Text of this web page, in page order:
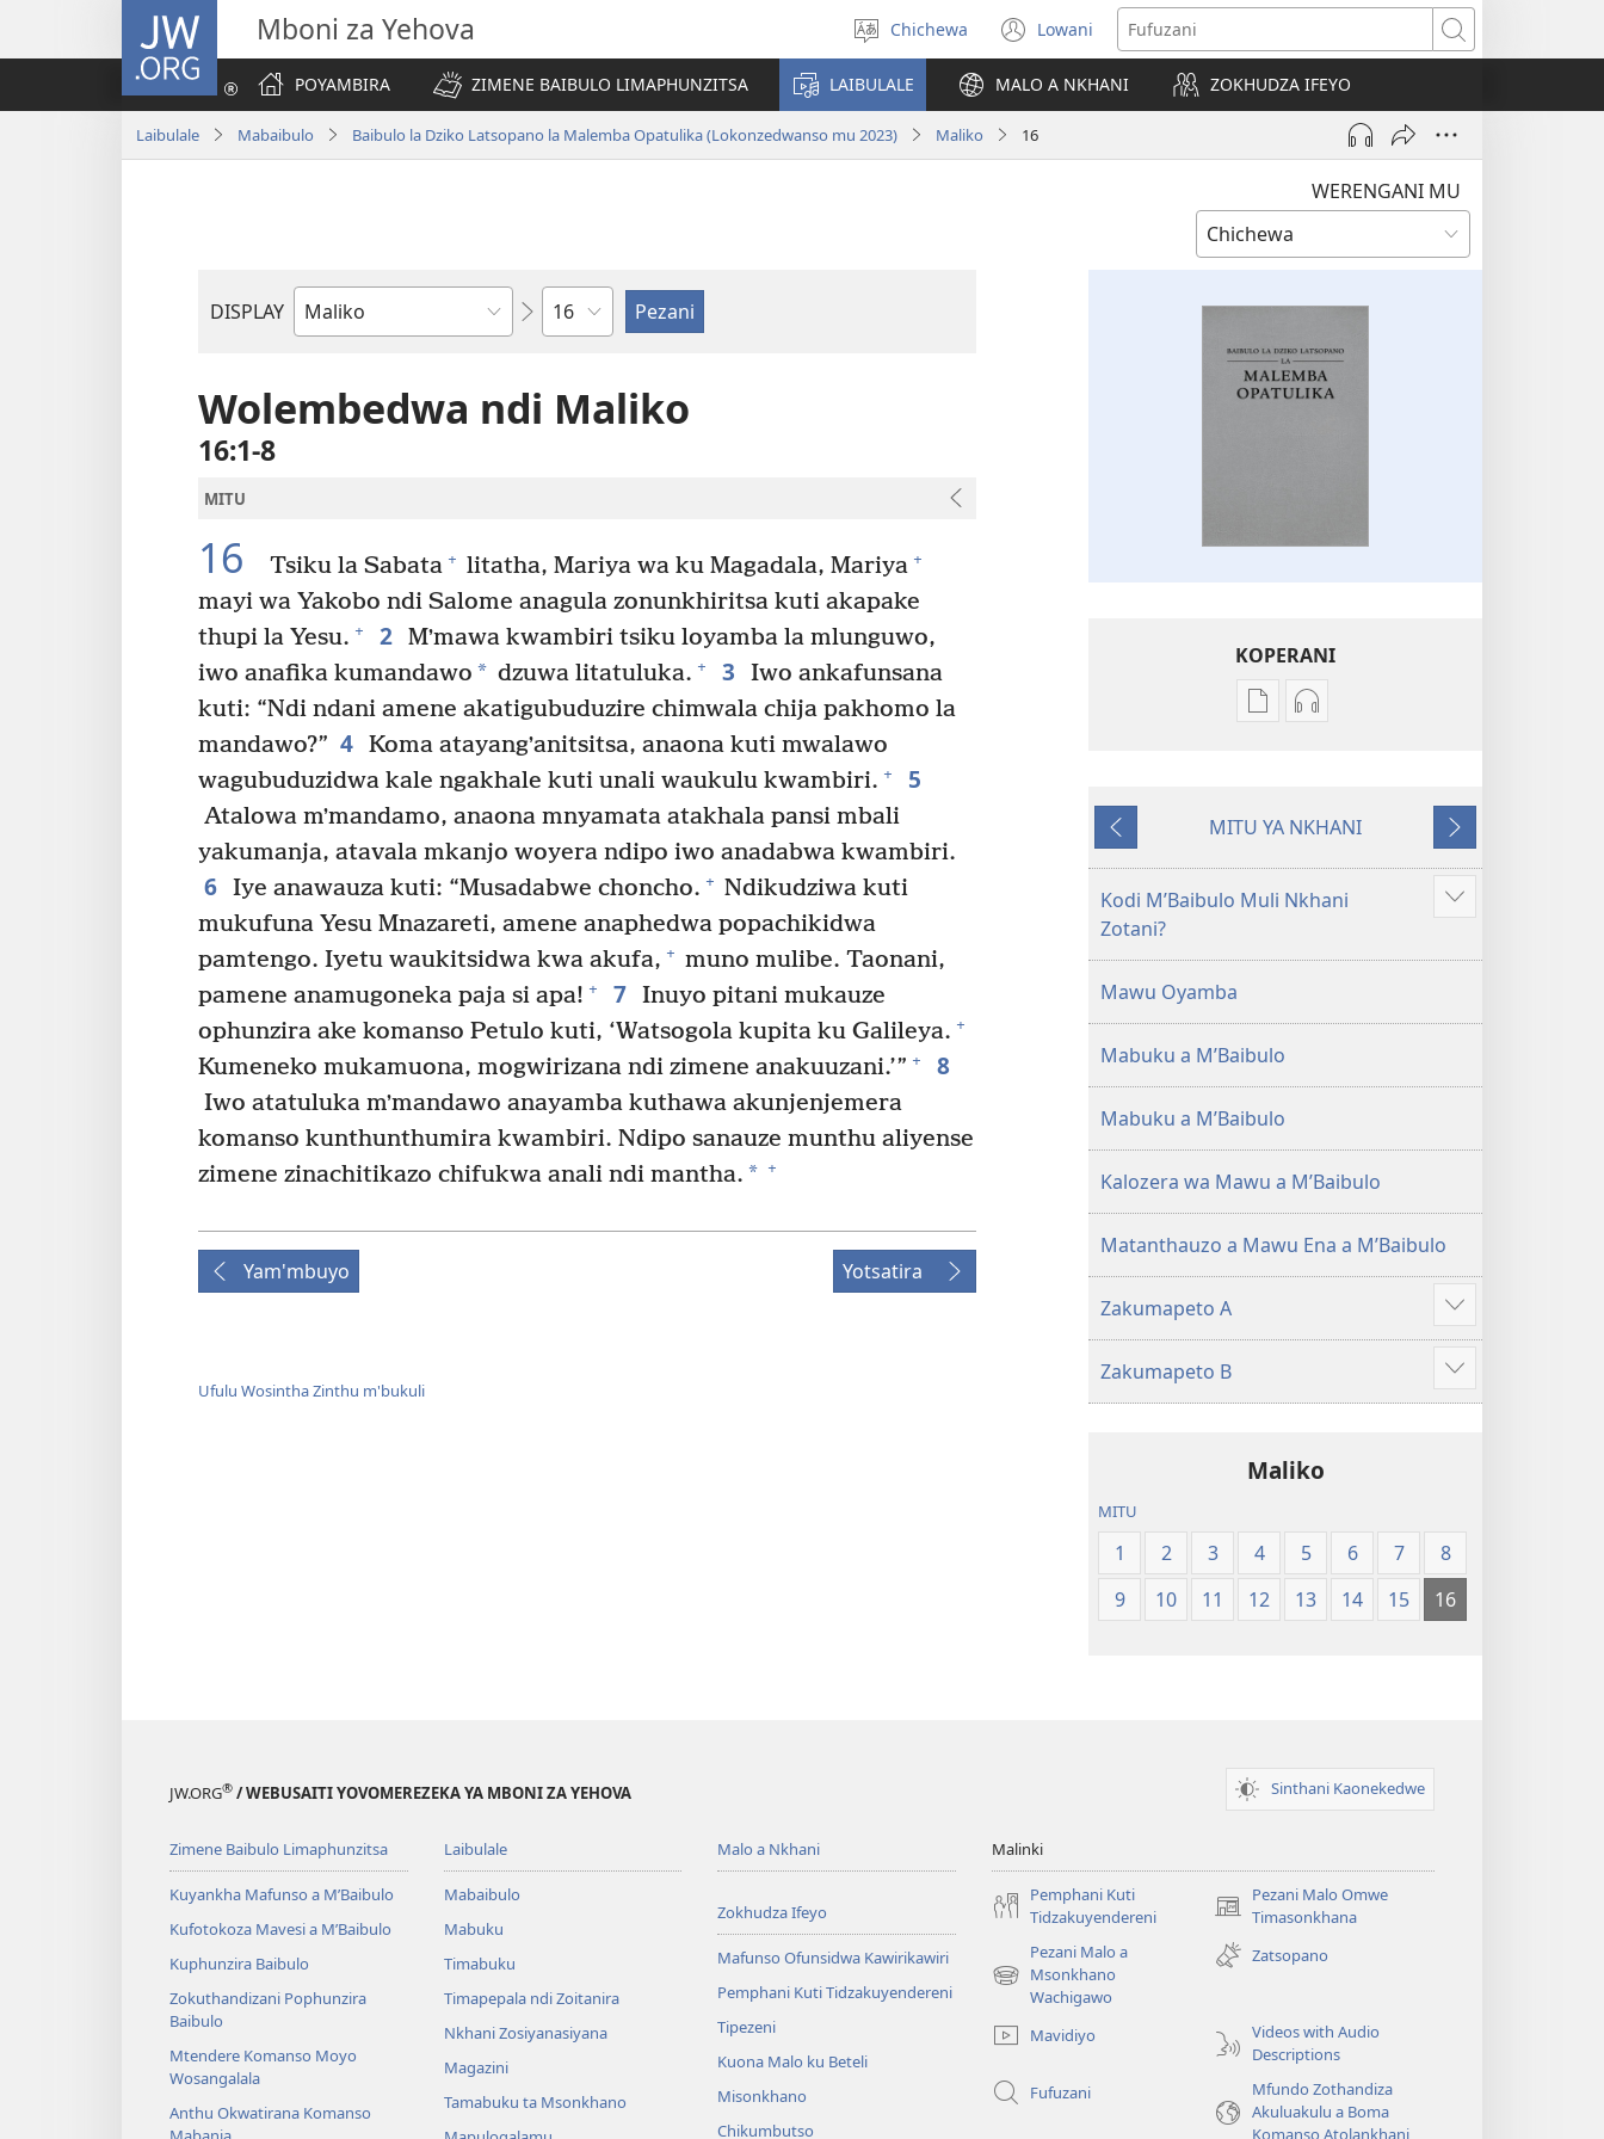
JW.ORG Mboni za Yehova
Sankhani
chinenero
Chichewa Lowani
(imatsegula
tsamba
lina)
Fufuzani
POYAMBIRA
ZIMENE BAIBULO LIMAPHUNZITSA LAIBULALE MALO A NKHANI ZOKHUDZA IFEYO
Laibulale Mabaibulo Baibulo la Dziko Latsopano la Malemba Opatulika (Lokonzedwanso mu 2023) Maliko 16
WERENGANI MU
DISPLAY
Buku
M'Baibulo
Chaputala
Wolembedwa ndi Maliko
16:1-8
MITU
16 Tsiku la Sabata + litatha, Mariya wa ku Magadala, Mariya +
mayi wa Yakobo ndi Salome anagula zonunkhiritsa kuti akapake
thupi la Yesu. + 2 Mʼmawa kwambiri tsiku loyamba la mlunguwo,
iwo anafika kumandawo * dzuwa litatuluka. + 3
Iwo ankafunsana
kuti: “Ndi ndani amene akatigubuduzire chimwala chija pakhomo la
mandawo?” 4 Koma atayangʼanitsitsa, anaona kuti mwalawo
wagubuduzidwa kale ngakhale kuti unali waukulu kwambiri. + 5
Atalowa mʼmandamo, anaona mnyamata atakhala pansi mbali
yakumanja, atavala mkanjo woyera ndipo iwo anadabwa kwambiri.
6 Iye anawauza kuti: “Musadabwe choncho. + Ndikudziwa kuti
mukufuna Yesu Mnazareti, amene anaphedwa popachikidwa
pamtengo. Iyetu waukitsidwa kwa akufa, + muno mulibe. Taonani,
pamene anamugoneka paja si apa! + 7 Inuyo pitani mukauze
ophunzira ake komanso Petulo kuti, ‘Watsogola kupita ku Galileya. +
Kumeneko mukamuona, mogwirizana ndi zimene anakuuzani.’” + 8
Iwo atatuluka mʼmandawo anayamba kuthawa akunjenjemera
komanso kunthunthumira kwambiri. Ndipo sanauze munthu aliyense
zimene zinachitikazo chifukwa anali ndi mantha. * +
Yam'mbuyo Yotsatira
Ufulu Wosintha Zinthu m'bukuli
KOPERANI
Pangani
Zinthu
Baibulo
la
Malemba
Opatulika
(Lokonzedwanso
mu
2023)
Koperani
la
Latsopano
la
mu
Yam'mbuyo
MITU YA NKHANI
Yotsatira
Kodi MʼBaibulo Muli Nkhani
Zotani?
Onani
Mawu Oyamba
Mabuku a MʼBaibulo
Mabuku a MʼBaibulo
Kalozera wa Mawu a MʼBaibulo
Matanthauzo a Mawu Ena a MʼBaibulo
Zakumapeto A
Onani
Zowonjezera
Zakumapeto B
Onani
Zowonjezera
Maliko
MITU
1 2 3 4 5 6 7
8
9
10 11 12 13 14 15 16
JW.ORG® / WEBUSAITI YOVOMEREZEKA YA MBONI ZA YEHOVA Sinthani Kaonekedwe
Zimene Baibulo Limaphunzitsa
Kuyankha Mafunso a M’Baibulo
Kufotokoza Mavesi a M’Baibulo
Kuphunzira Baibulo
Zokuthandizani Pophunzira
Baibulo
Mtendere Komanso Moyo
Wosangalala
Anthu Okwatirana Komanso
Laibulale
Mabaibulo
Mabuku
Timabuku
Timapepala ndi Zoitanira
Nkhani Zosiyanasiyana
Magazini
Tamabuku ta Msonkhano
Malo a Nkhani
Zokhudza Ifeyo
Mafunso Ofunsidwa Kawirikawiri
Pemphani Kuti Tidzakuyendereni
Tipezeni
Kuona Malo ku Beteli
Misonkhano
Chikumbutso
Malinki
Pemphani Kuti
Tidzakuyendereni
Pezani Malo Omwe
Timasonkhana
(imatsegula
tsamba
lina)
Pezani Malo a
Msonkhano
Wachigawo
(imatsegula
tsamba
lina)
Zatsopano
Mavidiyo
Videos with Audio
Descriptions
Fufuzani
Mfundo Zothandiza
Akuluakulu a Boma
Komanso Atolankhani